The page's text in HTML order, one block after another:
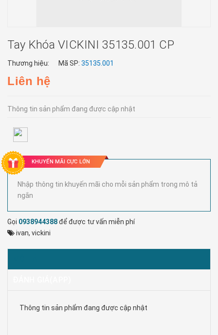
Tay Khóa VICKINI 35135.001 CP
Thương hiệu: Mã SP: 35135.001
Liên hệ
Thông tin sản phẩm đang được cập nhật
KHUYẾN MÃI CỰC LỚN
Nhập thông tin khuyến mãi cho mỗi sản phẩm trong mô tả
ngắn
Gọi 0938944388để được tư vấn miễn phí
ivan, vickini
Thông tin sản phẩm đang được cập nhật